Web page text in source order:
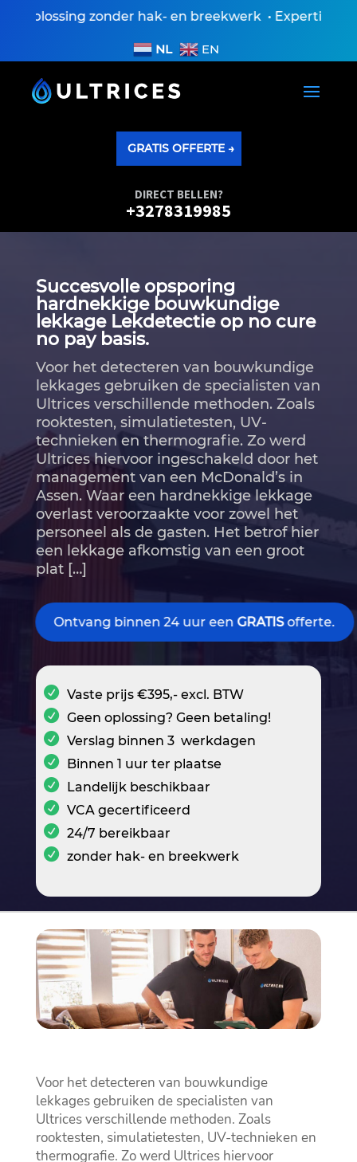
zonder hak- en breekwerk •
NL EN
GRATIS OFFERTE →
DIRECT BELLEN?
+3278319985
Succesvolle opsporing
hardnekkige bouwkundige
lekkage Lekdetectie op no cure
no pay basis.
Voor het detecteren van bouwkundige
lekkages gebruiken de specialisten van
Ultrices verschillende methoden. Zoals
rooktesten, simulatietesten, UV-
technieken en thermografie. Zo werd
Ultrices hiervoor ingeschakeld door het
management van een McDonald’s in
Assen. Waar een hardnekkige lekkage
overlast veroorzaakte voor zowel het
personeel als de gasten. Het betrof hier
een lekkage afkomstig van een groot
plat […]
Ontvang binnen 24 uur eenGRATISofferte.
Vaste prijs €395,- excl. BTW
Geen oplossing? Geen betaling!
Verslag binnen 3 werkdagen
Binnen 1 uur ter plaatse
Landelijk beschikbaar
VCA gecertificeerd
24/7 bereikbaar
zonder hak- en breekwerk
Voor het detecteren van bouwkundige
lekkages gebruiken de specialisten van
Ultrices verschillende methoden. Zoals
rooktesten, simulatietesten, UV-technieken en
thermografie. Zo werd Ultrices hiervoor